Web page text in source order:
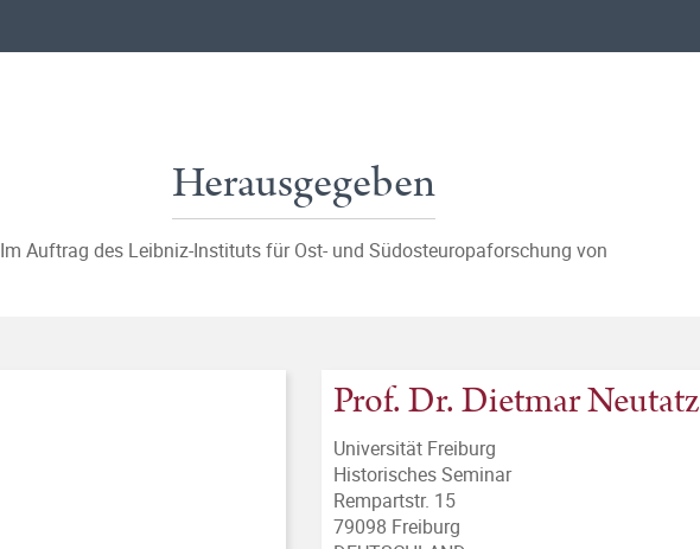
Herausgegeben
Im Auftrag des Leibniz-Instituts für Ost- und Südosteuropaforschung von
Prof. Dr. Dietmar Neutatz
Universität Freiburg
Historisches Seminar
Rempartstr. 15
79098 Freiburg